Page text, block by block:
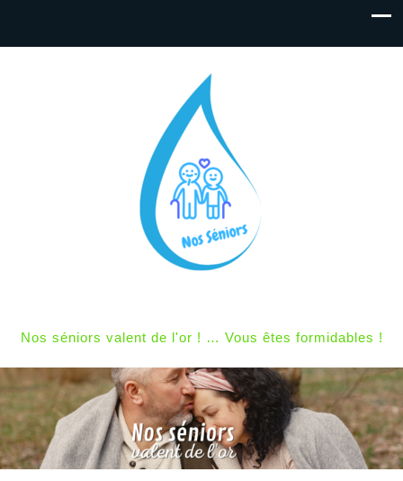
Nos séniors valent de l'or ! … Vous êtes formidables !